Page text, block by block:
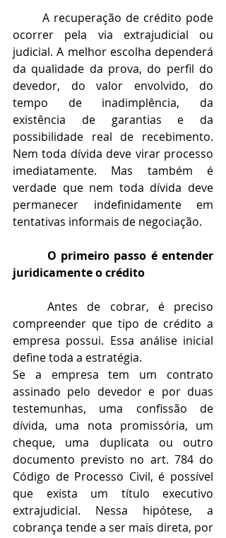
ocorrer pela via extrajudicial ou
judicial. A melhor escolha dependerá
da qualidade da prova, do perfil do
devedor, do valor envolvido, do
tempo de inadimplência, da
existência de garantias e da
possibilidade real de recebimento.
Nem toda dívida deve virar processo
imediatamente. Mas também é
verdade que nem toda dívida deve
permanecer indefinidamente em
tentativas informais de negociação.
juridicamente o crédito
	Antes de cobrar, é preciso
compreender que tipo de crédito a
empresa possui. Essa análise inicial
define toda a estratégia.
Se a empresa tem um contrato
assinado pelo devedor e por duas
testemunhas, uma confissão de
dívida, uma nota promissória, um
cheque, uma duplicata ou outro
documento previsto no art. 784 do
Código de Processo Civil, é possível
que exista um título executivo
extrajudicial. Nessa hipótese, a
cobrança tende a ser mais direta, por